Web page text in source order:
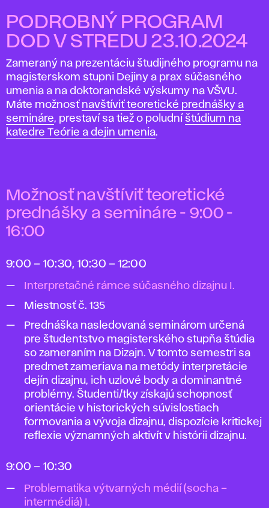
PODROBNÝ PROGRAM
DOD V STREDU 23.10.2024
Zameraný na prezentáciu študijného programu na
magisterskom stupni Dejiny a prax súčasného
umenia a na doktorandské výskumy na VŠVU.
Máte možnosť navštíviť teoretické prednášky a
semináre, prestaví sa tiež o poludní štúdium na
katedre Teórie a dejin umenia.
Možnosť navštíviť teoretické
prednášky a semináre - 9:00 -
16:00
9:00 – 10:30, 10:30 – 12:00
Interpretačné rámce súčasného dizajnu I.
Miestnosť č. 135
Prednáška nasledovaná seminárom určená
pre študentstvo magisterského stupňa štúdia
so zameraním na Dizajn. V tomto semestri sa
predmet zameriava na metódy interpretácie
dejín dizajnu, ich uzlové body a dominantné
problémy. Študenti/tky získajú schopnosť
orientácie v historických súvislostiach
formovania a vývoja dizajnu, dispozície kritickej
reflexie významných aktivít v histórii dizajnu.
9:00 – 10:30
Problematika výtvarných médií (socha –
intermédiá) I.